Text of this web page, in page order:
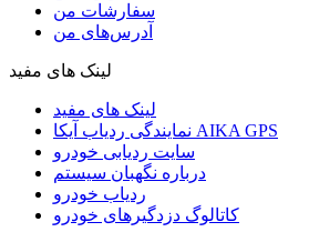
سفارشات من
آدرس‌های من
لینک های مفید
لینک های مفید
نمایندگی ردیاب آیکا AIKA GPS
سایت ردیابی خودرو
درباره نگهبان سیستم
ردیاب خودرو
کاتالوگ دزدگیرهای خودرو